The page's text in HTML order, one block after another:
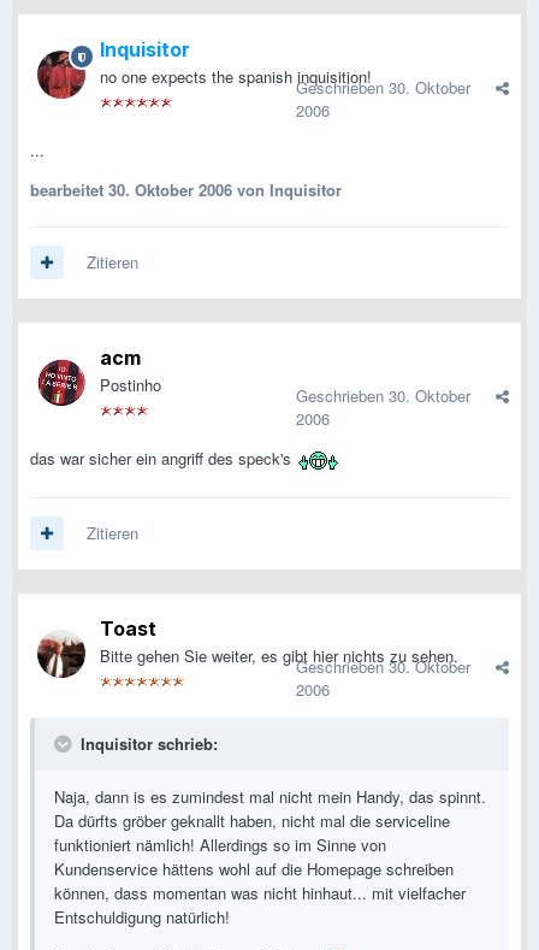
Inquisitor
no one expects the spanish inquisition!
Geschrieben 30. Oktober
2006
...
bearbeitet 30. Oktober 2006 von Inquisitor
Zitieren
acm
Postinho Geschrieben 30. Oktober
2006
das war sicher ein angriff des speck's
Zitieren
Toast
Bitte gehen Sie weiter, es gibt hier nichts zu sehen.
Geschrieben 30. Oktober
2006
Inquisitor schrieb:
Naja, dann is es zumindest mal nicht mein Handy, das spinnt.
Da dürfts gröber geknallt haben, nicht mal die serviceline
funktioniert nämlich! Allerdings so im Sinne von
Kundenservice hättens wohl auf die Homepage schreiben
können, dass momentan was nicht hinhaut... mit vielfacher
Entschuldigung natürlich!